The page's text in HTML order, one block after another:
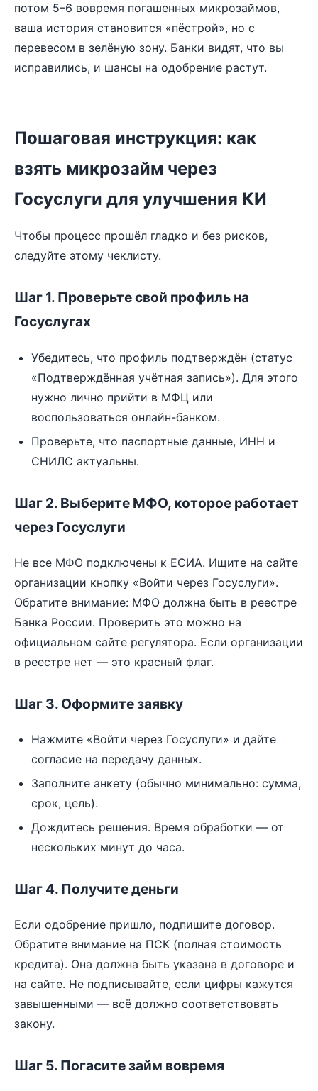
потом 5–6 вовремя погашенных микрозаймов,
ваша история становится «пёстрой», но с
перевесом в зелёную зону. Банки видят, что вы
исправились, и шансы на одобрение растут.
Пошаговая инструкция: как
взять микрозайм через
Госуслуги для улучшения КИ
Чтобы процесс прошёл гладко и без рисков,
следуйте этому чеклисту.
Шаг 1. Проверьте свой профиль на
Госуслугах
Убедитесь, что профиль подтверждён (статус
«Подтверждённая учётная запись»). Для этого
нужно лично прийти в МФЦ или
воспользоваться онлайн-банком.
Проверьте, что паспортные данные, ИНН и
СНИЛС актуальны.
Шаг 2. Выберите МФО, которое работает
через Госуслуги
Не все МФО подключены к ЕСИА. Ищите на сайте
организации кнопку «Войти через Госуслуги».
Обратите внимание: МФО должна быть в реестре
Банка России. Проверить это можно на
официальном сайте регулятора. Если организации
в реестре нет — это красный флаг.
Шаг 3. Оформите заявку
Нажмите «Войти через Госуслуги» и дайте
согласие на передачу данных.
Заполните анкету (обычно минимально: сумма,
срок, цель).
Дождитесь решения. Время обработки — от
нескольких минут до часа.
Шаг 4. Получите деньги
Если одобрение пришло, подпишите договор.
Обратите внимание на ПСК (полная стоимость
кредита). Она должна быть указана в договоре и
на сайте. Не подписывайте, если цифры кажутся
завышенными — всё должно соответствовать
закону.
Шаг 5. Погасите займ вовремя